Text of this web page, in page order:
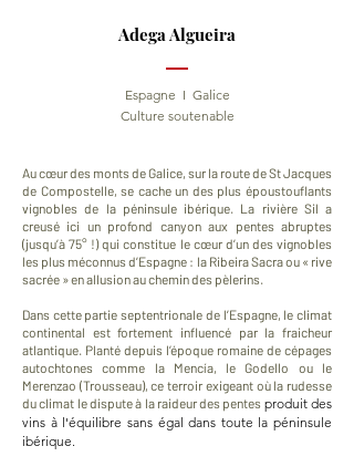
Adega Algueira
Espagne I Galice
Culture soutenable
Au cœur des monts de Galice, sur la route de St Jacques
de Compostelle, se cache un des plus époustouflants
vignobles de la péninsule ibérique. La rivière Sil a
creusé ici un profond canyon aux pentes abruptes
(jusqu’à 75° !) qui constitue le cœur d’un des vignobles
les plus méconnus d’Espagne : la Ribeira Sacra ou « rive
sacrée » en allusion au chemin des pèlerins.
Dans cette partie septentrionale de l’Espagne, le climat
continental est fortement influencé par la fraicheur
atlantique. Planté depuis l’époque romaine de cépages
autochtones comme la Mencía, le Godello ou le
Merenzao (Trousseau), ce terroir exigeant où la rudesse
du climat le dispute à la raideur des pentes produit des
vins àl'équilibre sans égal dans toute la péninsule
ibérique.